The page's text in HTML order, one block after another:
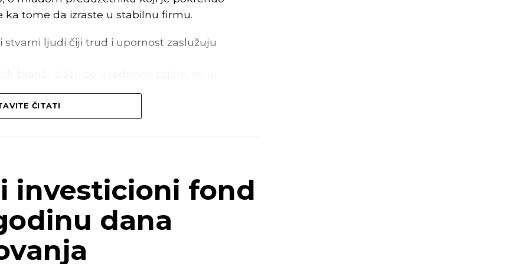
ka tome da izraste u stabilnu firmu.
ljudi čiji trud i upornost zaslužuju
pomoć – bio je pokretač da hrabro
mašine i proširili gazdinstvo,
i efikasnosti.”
ČITATI
investicioni fond
dana